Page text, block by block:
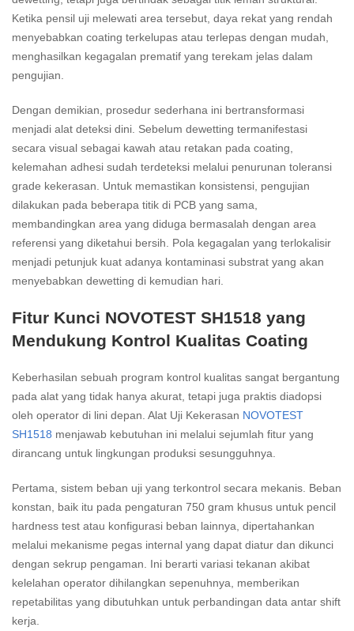
Ketika pensil uji melewati area tersebut, daya rekat yang rendah
menyebabkan coating terkelupas atau terlepas dengan mudah,
menghasilkan kegagalan prematif yang terekam jelas dalam
pengujian.
Dengan demikian, prosedur sederhana ini bertransformasi
menjadi alat deteksi dini. Sebelum dewetting termanifestasi
secara visual sebagai kawah atau retakan pada coating,
kelemahan adhesi sudah terdeteksi melalui penurunan toleransi
grade kekerasan. Untuk memastikan konsistensi, pengujian
dilakukan pada beberapa titik di PCB yang sama,
membandingkan area yang diduga bermasalah dengan area
referensi yang diketahui bersih. Pola kegagalan yang terlokalisir
menjadi petunjuk kuat adanya kontaminasi substrat yang akan
menyebabkan dewetting di kemudian hari.
Fitur Kunci NOVOTEST SH1518 yang
Mendukung Kontrol Kualitas Coating
Keberhasilan sebuah program kontrol kualitas sangat bergantung
pada alat yang tidak hanya akurat, tetapi juga praktis diadopsi
oleh operator di lini depan. Alat Uji Kekerasan NOVOTEST
SH1518 menjawab kebutuhan ini melalui sejumlah fitur yang
dirancang untuk lingkungan produksi sesungguhnya.
Pertama, sistem beban uji yang terkontrol secara mekanis. Beban
konstan, baik itu pada pengaturan 750 gram khusus untuk pencil
hardness test atau konfigurasi beban lainnya, dipertahankan
melalui mekanisme pegas internal yang dapat diatur dan dikunci
dengan sekrup pengaman. Ini berarti variasi tekanan akibat
kelelahan operator dihilangkan sepenuhnya, memberikan
repetabilitas yang dibutuhkan untuk perbandingan data antar shift
kerja.